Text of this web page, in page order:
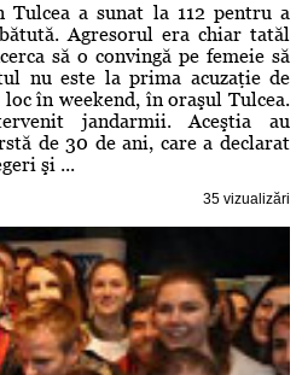
a sunat la 112 pentru a
Agresorul era chiar tatăl
să o convingă pe femeie să
nu este la prima acuzaţie de
în weekend, în oraşul Tulcea.
jandarmii. Aceştia au
de 30 de ani, care a declarat
şi ...
35 vizualizări